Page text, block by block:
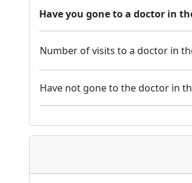
Have you gone to a doctor in
Number of visits to a doctor in
Have not gone to the doctor in